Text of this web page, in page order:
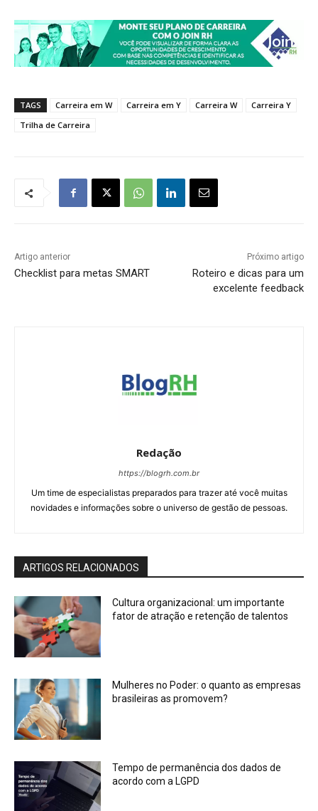
TAGS Carreira em W Carreira em Y Carreira W
Carreira Y
Trilha de Carreira
Artigo anterior
Checklist para metas SMART
Próximo artigo
Roteiro e dicas para um
excelente feedback
Redação
https://blogrh.com.br
Um time de especialistas preparados para trazer até você muitas
novidades e informações sobre o universo de gestão de pessoas.
ARTIGOS RELACIONADOS
Cultura organizacional: um importante
fator de atração e retenção de talentos
Mulheres no Poder: o quanto as empresas
brasileiras as promovem?
Tempo de permanência dos dados de
acordo com a LGPD